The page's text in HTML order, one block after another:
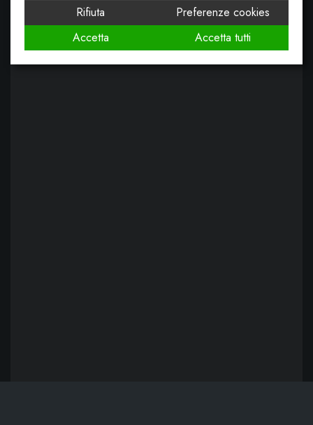
Rifiuta
Preferenze cookies
Accetta
Accetta tutti